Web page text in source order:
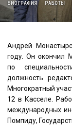
БИОГРАФИЯ РАБОТЫ
Андрей
году. Он окончил
по
должность
Многократный
12 в Касселе.
международных
Помпиду,